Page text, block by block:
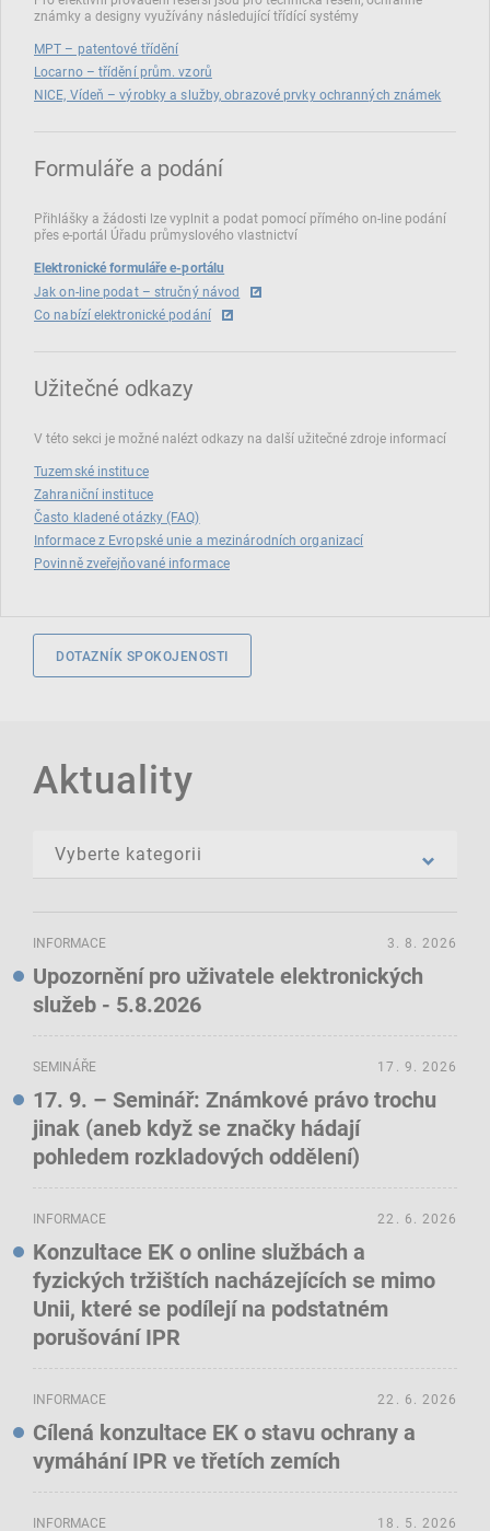
známky a designy využívány následující třídící systémy
MPT – patentové třídění
Locarno – třídění prům. vzorů
NICE, Vídeň – výrobky a služby, obrazové prvky ochranných známek
Formuláře a podání
Přihlášky a žádosti lze vyplnit a podat pomocí přímého on‑line podání
přes e‑portál Úřadu průmyslového vlastnictví
Elektronické formuláře e-portálu
Jak on-line podat – stručný návod
Co nabízí elektronické podání
Užitečné odkazy
V této sekci je možné nalézt odkazy na další užitečné zdroje informací
Tuzemské instituce
Zahraniční instituce
Často kladené otázky (FAQ)
Informace z Evropské unie a mezinárodních organizací
Povinně zveřejňované informace
DOTAZNÍK SPOKOJENOSTI
Aktuality
INFORMACE
Upozornění pro uživatele elektronických
služeb - 5.8.2026
3. 8. 2026
SEMINÁŘE
17. 9. – Seminář: Známkové právo trochu
jinak (aneb když se značky hádají
pohledem rozkladových oddělení)
17. 9. 2026
INFORMACE
Konzultace EK o online službách a
fyzických tržištích nacházejících se mimo
Unii, které se podílejí na podstatném
porušování IPR
22. 6. 2026
INFORMACE
Cílená konzultace EK o stavu ochrany a
vymáhání IPR ve třetích zemích
22. 6. 2026
INFORMACE 18. 5. 2026